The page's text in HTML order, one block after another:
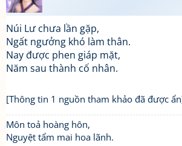
Núi Lư chưa lần gặp,
Ngất ngưởng khó làm thân.
Nay được phen giáp mặt,
Năm sau thành cố nhân.
[Thông tin 1 nguồn tham khảo đã được
Môn toả hoàng hôn,
Nguyệt tẩm mai hoa lãnh.